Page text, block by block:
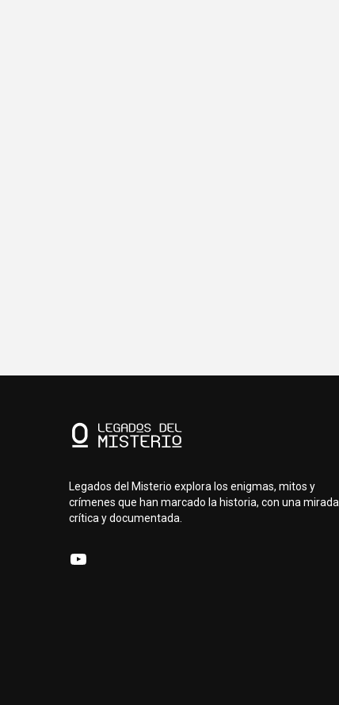
Legados del Misterio explora los enigmas, mitos y
crímenes que han marcado la historia, con una mirada
crítica y documentada.
YouTube